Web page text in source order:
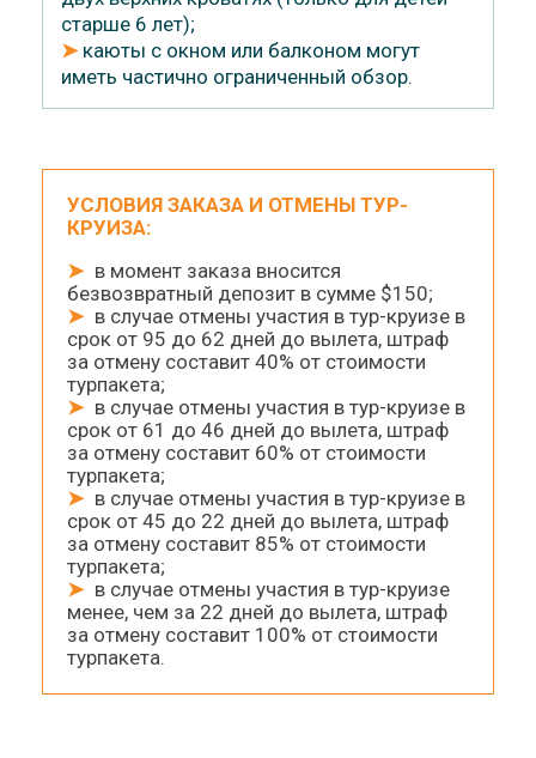
старше 6 лет);
➤каюты с окном или балконом могут
иметь частично ограниченный обзор.
УСЛОВИЯ ЗАКАЗА И ОТМЕНЫ ТУР-
КРУИЗА:
➤в момент заказа вносится
безвозвратный депозит в сумме $150;
➤в случае отмены участия в тур-круизе в
срок от 95 до 62 дней до вылета, штраф
за отмену составит 40% от стоимости
турпакета;
➤в случае отмены участия в тур-круизе в
срок от 61 до 46 дней до вылета, штраф
за отмену составит 60% от стоимости
турпакета;
➤в случае отмены участия в тур-круизе в
срок от 45 до 22 дней до вылета, штраф
за отмену составит 85% от стоимости
турпакета;
➤в случае отмены участия в тур-круизе
менее, чем за 22 дней до вылета, штраф
за отмену составит 100% от стоимости
турпакета.